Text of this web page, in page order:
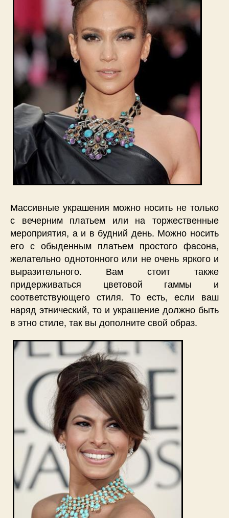
Массивные украшения можно носить не только
с вечерним платьем или на торжественные
мероприятия, а и в будний день. Можно носить
его с обыденным платьем простого фасона,
желательно однотонного или не очень яркого и
выразительного. Вам стоит также
придерживаться цветовой гаммы и
соответствующего стиля. То есть, если ваш
наряд этнический, то и украшение должно быть
в этно стиле, так вы дополните свой образ.